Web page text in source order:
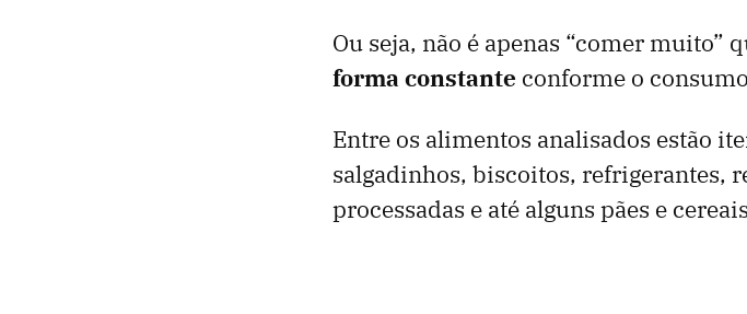
Ou seja, não é apenas “comer muito”
forma constante conforme o
Entre os alimentos analisados estão
salgadinhos, biscoitos, refrigerantes,
processadas e até alguns pães e